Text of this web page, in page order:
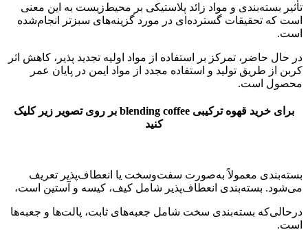
تأثیر بسته‌بندی و مواد زائد پلاستیکی بر محیط‌زیست به این معنی
است که تحقیقات گسترده‌ای در مورد گزینه‌های سبزتر انجام‌شده
است.
در حال حاضر، تمرکز بر استفاده از مواد اولیه تجدید پذیر، کاهش اثر
کربن از طریق تولید و استفاده مجدد از مواد ایمن در پایان عمر
محصول است.
برای خرید قهوه ترکیبی blending coffee بر روی تصویر زیر کلیک
کنید
بسته‌بندی معمولاً به‌صورت سفت‌وسخت یا انعطاف‌پذیر تعریف
می‌شود. بسته‌بندی انعطاف‌پذیر شامل کیف، کیسه و آستین است،
درحالی‌که بسته‌بندی سخت شامل جعبه‌های ثابت، پالت‌ها و جعبه‌ها
است.